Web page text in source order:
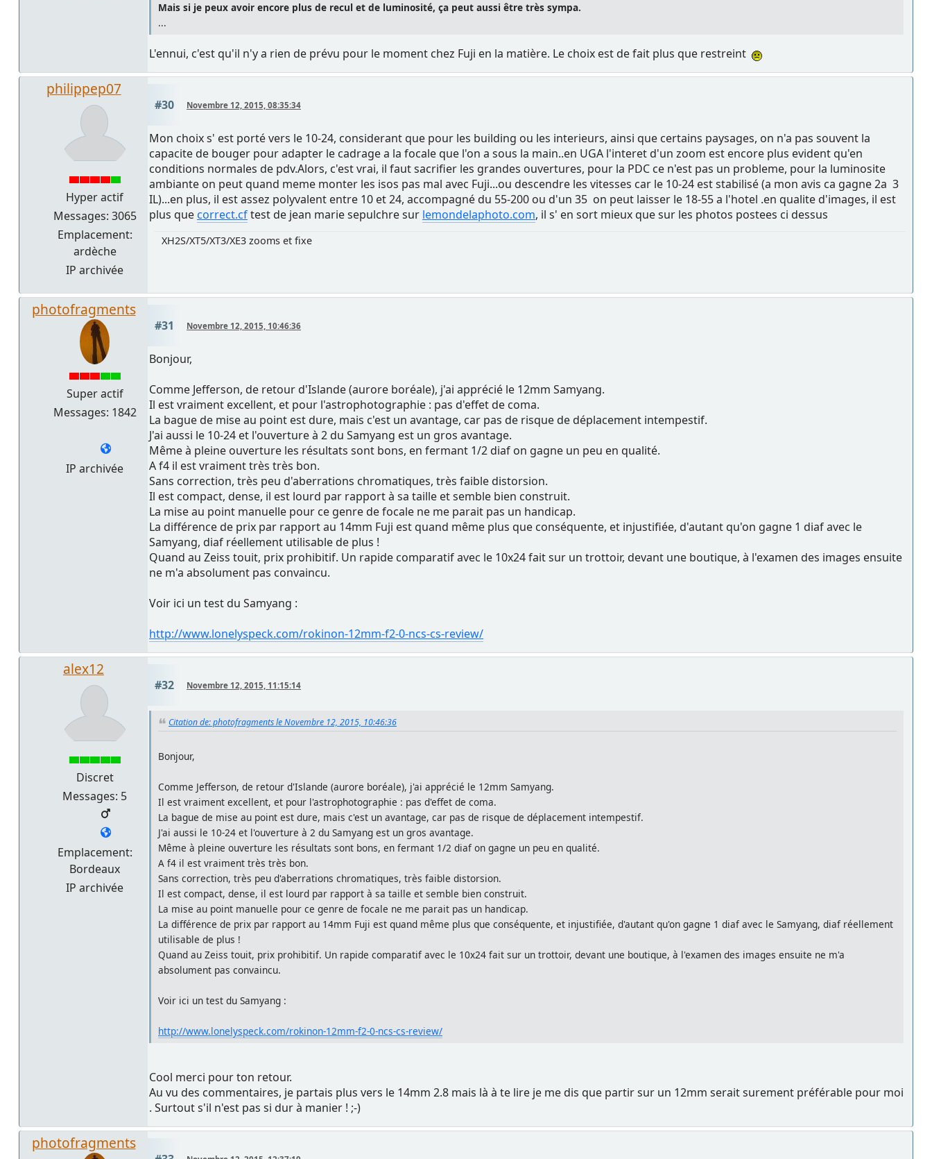
Mais si je peux avoir encore plus de recul et de luminosité, ça peut aussi être très sympa.
...
L'ennui, c'est qu'il n'y a rien de prévu pour le moment chez Fuji en la matière. Le choix est de fait plus que restreint
philippep07
Hyper actif
Messages: 3065
Emplacement:
ardèche
IP archivée
#30 Novembre 12, 2015, 08:35:34
Mon choix s' est porté vers le 10-24, considerant que pour les building ou les interieurs, ainsi que certains paysages, on n'a pas souvent la
capacite de bouger pour adapter le cadrage a la focale que l'on a sous la main..en UGA l'interet d'un zoom est encore plus evident qu'en
conditions normales de pdv.Alors, c'est vrai, il faut sacrifier les grandes ouvertures, pour la PDC ce n'est pas un probleme, pour la luminosite
ambiante on peut quand meme monter les isos pas mal avec Fuji...ou descendre les vitesses car le 10-24 est stabilisé (a mon avis ca gagne 2a 3
IL)...en plus, il est assez polyvalent entre 10 et 24, accompagné du 55-200 ou d'un 35 on peut laisser le 18-55 a l'hotel .en qualite d'images, il est
plus quecorrect.cftest de jean marie sepulchre sur lemondelaphoto.com, il s' en sort mieux que sur les photos postees ci dessus
XH2S/XT5/XT3/XE3 zooms et fixe
photofragments
Super actif
Messages: 1842
IP archivée
#31 Novembre 12, 2015, 10:46:36
Bonjour,
Comme Jefferson, de retour d'Islande (aurore boréale), j'ai apprécié le 12mm Samyang.
Il est vraiment excellent, et pour l'astrophotographie : pas d'effet de coma.
La bague de mise au point est dure, mais c'est un avantage, car pas de risque de déplacement intempestif.
J'ai aussi le 10-24 et l'ouverture à 2 du Samyang est un gros avantage.
Même à pleine ouverture les résultats sont bons, en fermant 1/2 diaf on gagne un peu en qualité.
A f4 il est vraiment très très bon.
Sans correction, très peu d'aberrations chromatiques, très faible distorsion.
Il est compact, dense, il est lourd par rapport à sa taille et semble bien construit.
La mise au point manuelle pour ce genre de focale ne me parait pas un handicap.
La différence de prix par rapport au 14mm Fuji est quand même plus que conséquente, et injustifiée, d'autant qu'on gagne 1 diaf avec le
Samyang, diaf réellement utilisable de plus !
Quand au Zeiss touit, prix prohibitif. Un rapide comparatif avec le 10x24 fait sur un trottoir, devant une boutique, à l'examen des images ensuite
ne m'a absolument pas convaincu.
Voir ici un test du Samyang :
http://www.lonelyspeck.com/rokinon-12mm-f2-0-ncs-cs-review/
alex12
Discret
Messages: 5
Emplacement:
Bordeaux
IP archivée
#32 Novembre 12, 2015, 11:15:14
Citation de: photofragments le Novembre 12, 2015, 10:46:36
Bonjour,
Comme Jefferson, de retour d'Islande (aurore boréale), j'ai apprécié le 12mm Samyang.
Il est vraiment excellent, et pour l'astrophotographie : pas d'effet de coma.
La bague de mise au point est dure, mais c'est un avantage, car pas de risque de déplacement intempestif.
J'ai aussi le 10-24 et l'ouverture à 2 du Samyang est un gros avantage.
Même à pleine ouverture les résultats sont bons, en fermant 1/2 diaf on gagne un peu en qualité.
A f4 il est vraiment très très bon.
Sans correction, très peu d'aberrations chromatiques, très faible distorsion.
Il est compact, dense, il est lourd par rapport à sa taille et semble bien construit.
La mise au point manuelle pour ce genre de focale ne me parait pas un handicap.
La différence de prix par rapport au 14mm Fuji est quand même plus que conséquente, et injustifiée, d'autant qu'on gagne 1 diaf avec le Samyang, diaf réellement
utilisable de plus !
Quand au Zeiss touit, prix prohibitif. Un rapide comparatif avec le 10x24 fait sur un trottoir, devant une boutique, à l'examen des images ensuite ne m'a
absolument pas convaincu.
Voir ici un test du Samyang :
http://www.lonelyspeck.com/rokinon-12mm-f2-0-ncs-cs-review/
Cool merci pour ton retour.
Au vu des commentaires, je partais plus vers le 14mm 2.8 mais là à te lire je me dis que partir sur un 12mm serait surement préférable pour moi
. Surtout s'il n'est pas si dur à manier ! ;-)
photofragments